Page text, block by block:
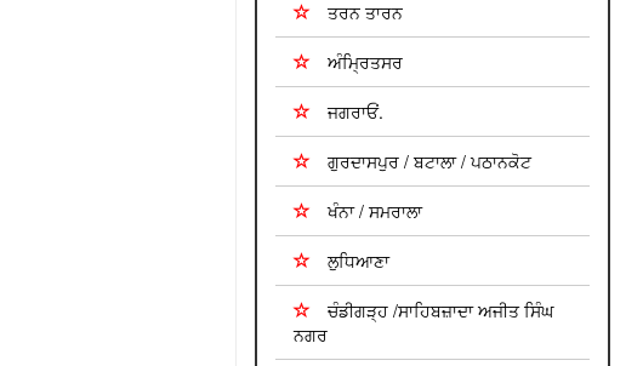
ਤਰਨ ਤਾਰਨ
ਅੰਮ੍ਰਿਤਸਰ
ਜਗਰਾਓਂ.
ਗੁਰਦਾਸਪੁਰ / ਬਟਾਲਾ / ਪਠਾਨਕੋਟ
ਖੰਨਾ / ਸਮਰਾਲਾ
ਲੁਧਿਆਣਾ
ਚੰਡੀਗੜ੍ਹ /ਸਾਹਿਬਜ਼ਾਦਾ ਅਜੀਤ ਸਿੰਘ
ਨਗਰ